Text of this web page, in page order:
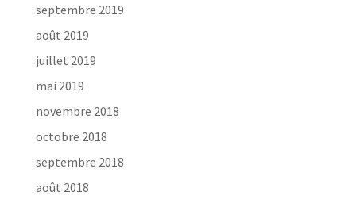
septembre 2019
août 2019
juillet 2019
mai 2019
novembre 2018
octobre 2018
septembre 2018
août 2018